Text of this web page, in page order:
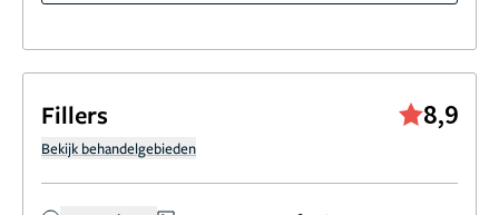
Fillers 8,9
Bekijk behandelgebieden